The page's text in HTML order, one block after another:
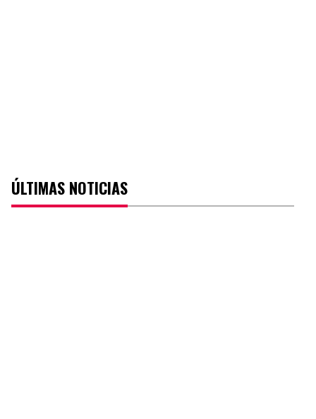
ÚLTIMAS NOTICIAS